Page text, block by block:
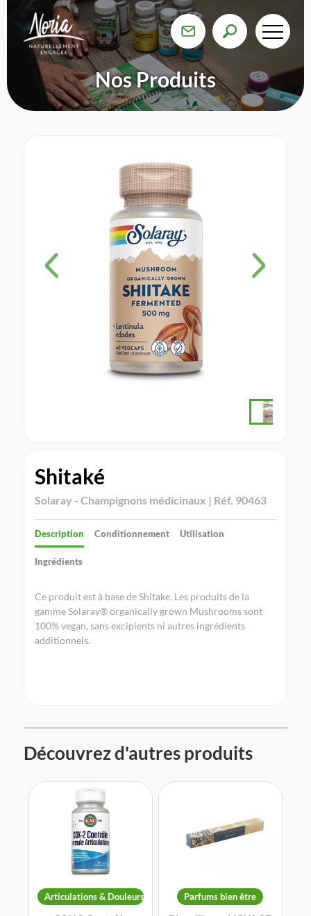
Nos Produits
Shitaké
Solaray - Champignons médicinaux | Réf. 90463
Description Conditionnement Utilisation
Ingrédients
Ce produit est à base de Shitake. Les produits de la
gamme Solaray® organically grown Mushrooms sont
100% vegan, sans excipients ni autres ingrédients
additionnels.
Découvrez d'autres produits
Articulations & Douleurs Parfums bien être